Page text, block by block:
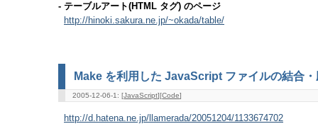
- テーブルアート(HTML タグ) のページ
http://hinoki.sakura.ne.jp/~okada/table/
Make を利用した JavaScript ファイルの結合・
2005-12-06-1: [JavaScript][Code]
http://d.hatena.ne.jp/llamerada/20051204/1133674702